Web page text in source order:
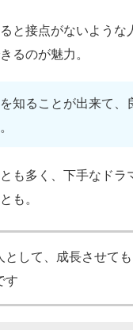
と接点がないような
るのが魅力。
知ることが出来て、
も多く、下手なドラ
も。
として、成長させて
す